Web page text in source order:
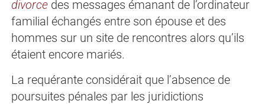
divorcedes messages émanant de l’ordinateur
familial échangés entre son épouse et des
hommes sur un site de rencontres alors qu’ils
étaient encore mariés.
La requérante considérait que l’absence de
poursuites pénales par les juridictions